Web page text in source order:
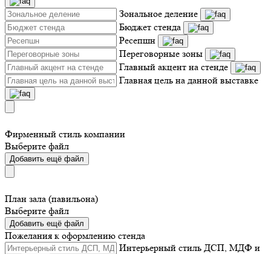
Зональное деление
Бюджет стенда
Ресепшн
Переговорные зоны
Главный акцент на стенде
Главная цель на данной выставке
Фирменный стиль компании
Выберите файл
Добавить ещё файл
План зала (павильона)
Выберите файл
Добавить ещё файл
Пожелания к оформлению стенда
Интерьерный стиль ДСП, МДФ и